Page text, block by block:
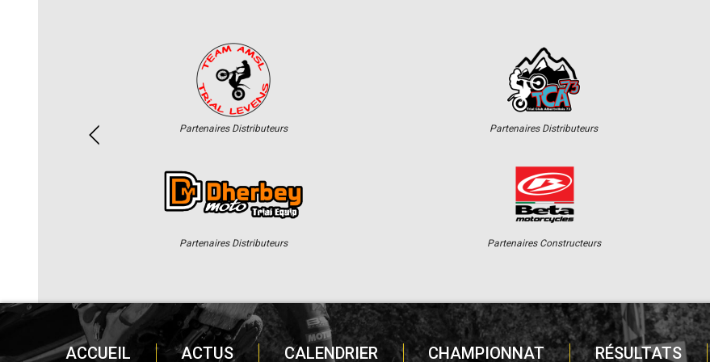
Partenaires Distributeurs
Partenaires Distributeurs
Partenaires Distributeurs
Partenaires Constructeurs
ACCUEIL ACTUS CALENDRIER CHAMPIONNAT RÉSULTATS